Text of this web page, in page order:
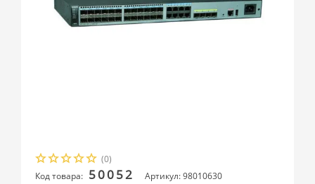
(0)
Код товара: 50052
Артикул: 98010630